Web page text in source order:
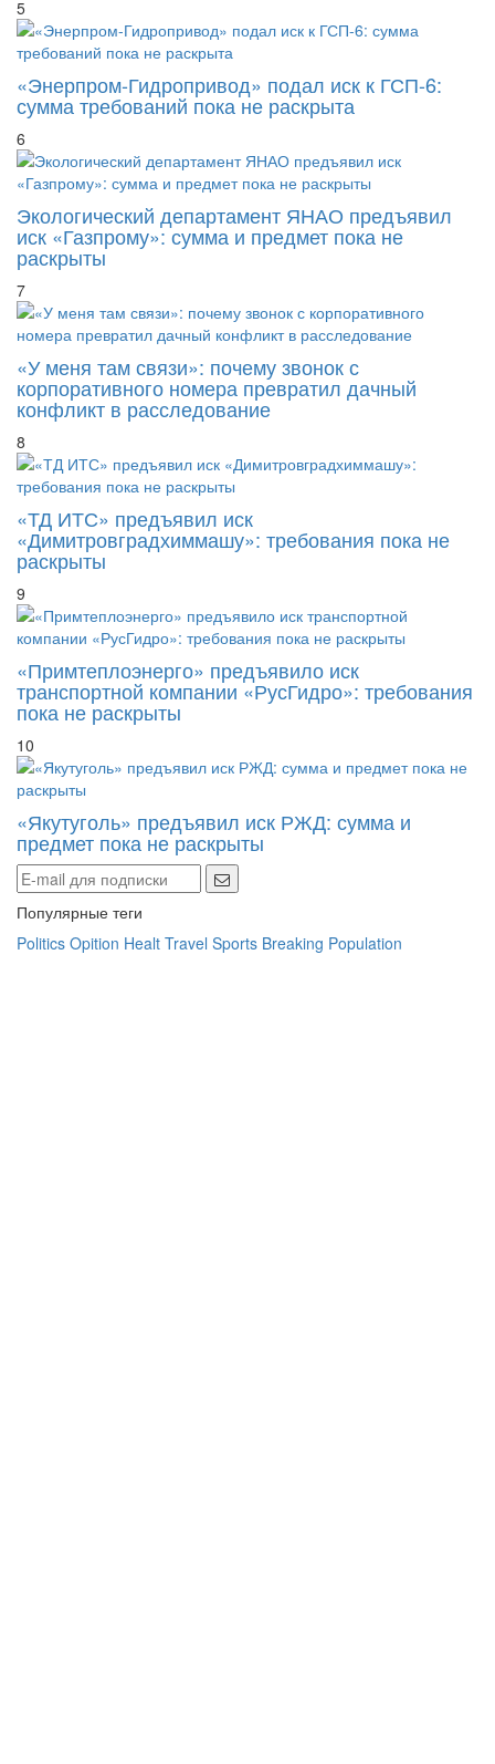
5
«Энерпром-Гидропривод» подал иск к ГСП-6:
сумма требований пока не раскрыта
6
Экологический департамент ЯНАО предъявил
иск «Газпрому»: сумма и предмет пока не
раскрыты
7
«У меня там связи»: почему звонок с
корпоративного номера превратил дачный
конфликт в расследование
8
«ТД ИТС» предъявил иск
«Димитровградхиммашу»: требования пока не
раскрыты
9
«Примтеплоэнерго» предъявило иск
транспортной компании «РусГидро»: требования
пока не раскрыты
10
«Якутуголь» предъявил иск РЖД: сумма и
предмет пока не раскрыты
Популярные теги
Politics Opition Healt Travel Sports Breaking Population